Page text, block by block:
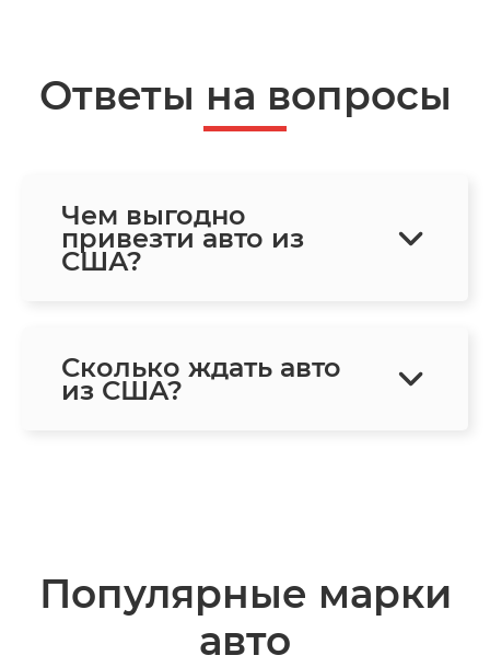
Ответы на вопросы
Чем выгодно
привезти авто из
США?
Сколько ждать авто
из США?
Популярные марки
авто